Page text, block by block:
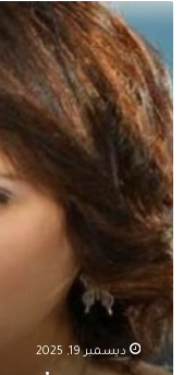
نورهان
شعيب
تكشف
تطورات
وضعها
الصحي
بعد
نقلها
الى
المستشفى
ديسمبر 19, 2025